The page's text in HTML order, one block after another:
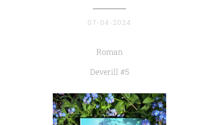
07-04-2024
Roman
Deverill #5